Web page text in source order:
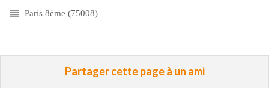
Paris 8ème (75008)
Partager cette page à un ami